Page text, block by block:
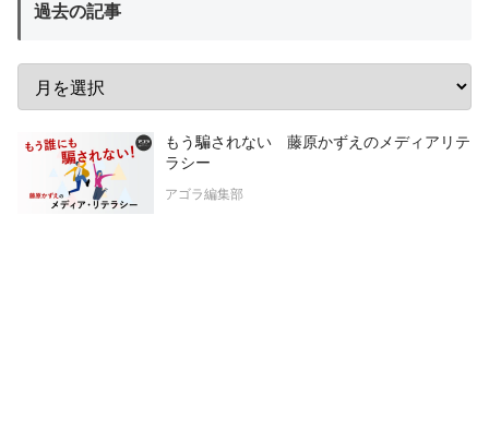
過去の記事
もう騙されない 藤原かずえのメディアリテ
ラシー
アゴラ編集部